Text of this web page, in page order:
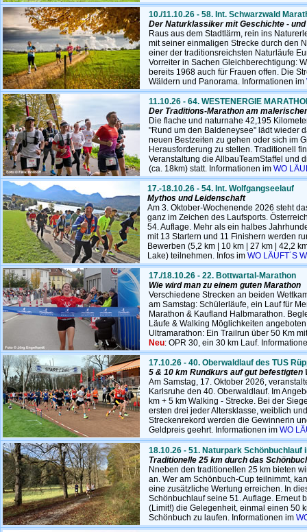
10./11.10.26 - 58. Int. Schwarzwald
Der Naturklassiker mit Geschichte -
Raus aus dem Stadtlärm, rein ins
mit seiner einmaligen Strecke durch den
einer der traditionsreichsten Naturläufe
Vorreiter in Sachen Gleichberechtigung:
bereits 1968 auch für Frauen offen. Die
Wäldern und Panorama. Informationen im
11.10.26 - 64. WESTENERGIE
Der Traditions-Marathon am
Die flache und naturnahe 42,195
"Rund um den Baldeneysee" lädt wieder
neuen Bestzeiten zu gehen oder sich im
Herausforderung zu stellen. Traditionell
Veranstaltung die AllbauTeamStaffel und
(ca. 18km) statt. Informationen im WO
17.-18.10.26 - 54. Int. Wolfgangseelauf
Mythos und Leidenschaft
Am 3. Oktober-Wochenende 2026 steht
ganz im Zeichen des Laufsports.
54. Auflage. Mehr als ein halbes
mit 13 Startern und 11 Finishern werden
Bewerben (5,2 km | 10 km | 27 km | 42,2
Lake) teilnehmen. Infos im WO LÄUFT´S
17./18.10.26 - 22. Bottwartal-Marathon
Wie wird man zu einem guten Marathon
Verschiedene Strecken an beiden
am Samstag: Schülerläufe, ein Lauf für
Marathon & Kaufland Halbmarathon.
Läufe & Walking Möglichkeiten
Ultramarathon: Ein Trailrun über 50 Km
Neu: OPR 30, ein 30 km Lauf.
17.10.26 - 40. Oberwaldlauf des TUS
5 & 10 km Rundkurs auf gut befestigten
Am Samstag, 17. Oktober 2026,
Karlsruhe den 40. Oberwaldlauf. Im
km + 5 km Walking - Strecke. Bei der
ersten drei jeder Altersklasse, weiblich
Streckenrekord werden die Gewinnerin
Geldpreis geehrt. Informationen im WO
18.10.26 - 51. Naturpark Schönbuchlauf
Traditionelle 25 km durch das
Nneben den traditionellen 25 km bieten
an. Wer am Schönbuch-Cup teilnimmt,
eine zusätzliche Wertung erreichen. In
Schönbuchlauf seine 51. Auflage. Erneut
(Limit!) die Gelegenheit, einmal einen 50
Schönbuch zu laufen. Informationen im